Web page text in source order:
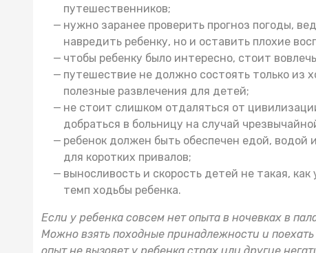
путешественников;
нужно заранее проверить прогноз погоды,
навредить ребенку, но и оставить плохие
чтобы ребенку было интересно, стоит
путешествие не должно состоять только из
полезные развлечения для детей;
не стоит слишком отдаляться от
добраться в больницу на случай
ребенок должен быть обеспечен едой, водой
для коротких привалов;
выносливость и скорость детей не такая,
темп ходьбы ребенка.
Если у ребенка совсем нет опыта в ночевках в
Можно взять походные принадлежности и